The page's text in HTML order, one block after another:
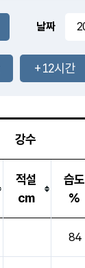
-mm
날짜
+12시간
강수
적설
cm
습도
%
84